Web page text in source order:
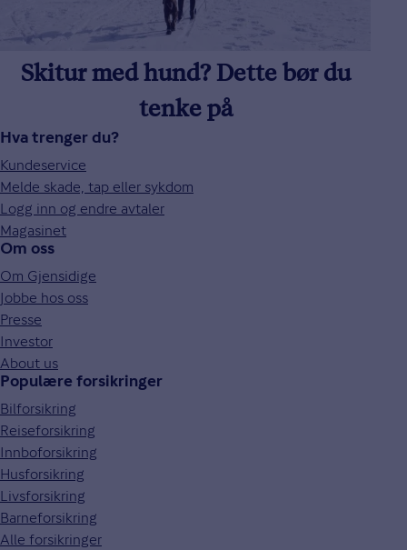
Skitur med hund? Dette bør du
tenke på
Hva trenger du?
Kundeservice
Melde skade, tap eller sykdom
Logg inn og endre avtaler
Magasinet
Om oss
Om Gjensidige
Jobbe hos oss
Presse
Investor
About us
Populære forsikringer
Bilforsikring
Reiseforsikring
Innboforsikring
Husforsikring
Livsforsikring
Barneforsikring
Alle forsikringer